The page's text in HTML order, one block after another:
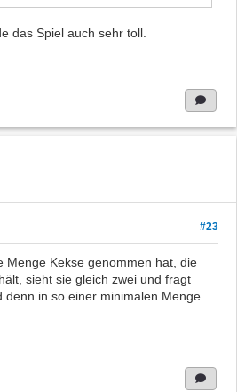
das Spiel auch sehr toll.
#23
Menge Kekse genommen hat, die
sieht sie gleich zwei und fragt
denn in so einer minimalen Menge